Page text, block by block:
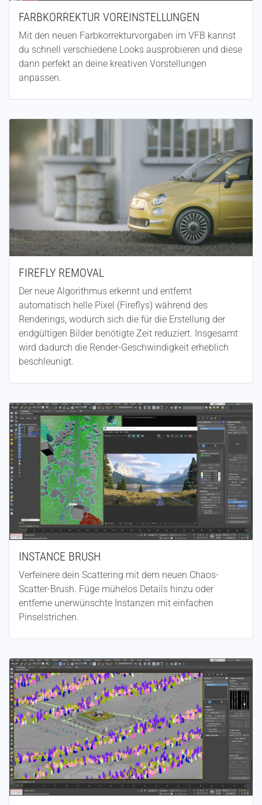
FARBKORREKTUR VOREINSTELLUNGEN
Mit den neuen Farbkorrekturvorgaben im VFB kannst
du schnell verschiedene Looks ausprobieren und diese
dann perfekt an deine kreativen Vorstellungen
anpassen.
FIREFLY REMOVAL
Der neue Algorithmus erkennt und entfernt
automatisch helle Pixel (Fireflys) während des
Renderings, wodurch sich die für die Erstellung der
endgültigen Bilder benötigte Zeit reduziert. Insgesamt
wird dadurch die Render-Geschwindigkeit erheblich
beschleunigt.
INSTANCE BRUSH
Verfeinere dein Scattering mit dem neuen Chaos-
Scatter-Brush. Füge mühelos Details hinzu oder
entferne unerwünschte Instanzen mit einfachen
Pinselstrichen.